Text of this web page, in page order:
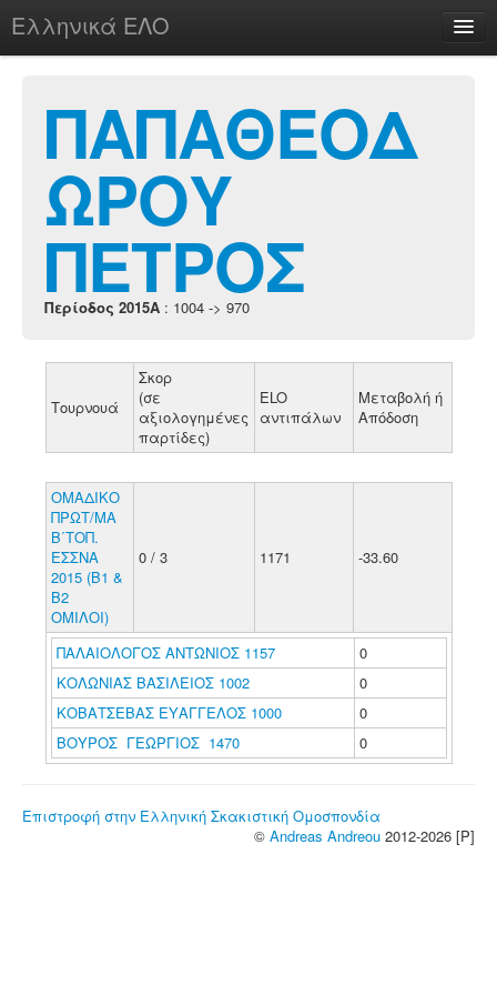
Ελληνικά ΕΛΟ
chesstu.be @ discord
Login
ΠΑΠΑΘΕΟΔ
ΩΡΟΥ
ΠΕΤΡΟΣ
Περίοδος 2015A : 1004 -> 970
Τουρνουά
Σκορ
(σε
αξιολογημένες
παρτίδες)
ELO
αντιπάλων
Μεταβολή ή
Απόδοση
ΟΜΑΔΙΚΟ
ΠΡΩΤ/ΜΑ
Β΄ΤΟΠ.
ΕΣΣΝΑ
2015 (Β1 &
Β2
ΟΜΙΛΟΙ)
0 / 3 1171 -33.60
ΠΑΛΑΙΟΛΟΓΟΣ ΑΝΤΩΝΙΟΣ 1157
0
ΚΟΛΩΝΙΑΣ ΒΑΣΙΛΕΙΟΣ 1002
0
ΚΟΒΑΤΣΕΒΑΣ ΕΥΑΓΓΕΛΟΣ 1000
0
ΒΟΥΡΟΣ ΓΕΩΡΓΙΟΣ 1470
0
Επιστροφή στην Ελληνική Σκακιστική Ομοσπονδία
© Andreas Andreou 2012-2026 [P]